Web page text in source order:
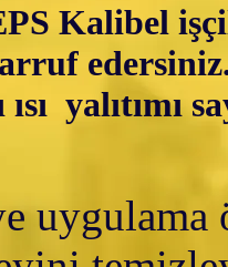
Kalibel
ısı